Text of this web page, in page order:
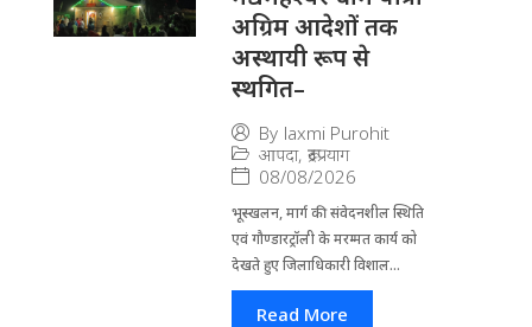
अग्रिम आदेशों तक
अस्थायी रूप से
स्थगित–
By laxmi Purohit
आपदा, रूद्रप्रयाग
08/08/2026
भूस्खलन, मार्ग की संवेदनशील स्थिति
एवं गौण्डारट्रॉली के मरम्मत कार्य को
देखते हुए जिलाधिकारी विशाल...
Read More